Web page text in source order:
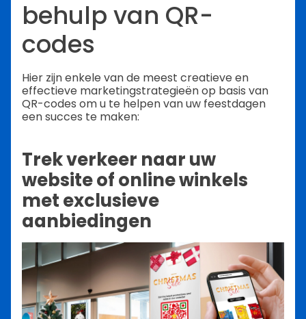
behulp van QR-
codes
Hier zijn enkele van de meest creatieve en
effectieve marketingstrategieën op basis van
QR-codes om u te helpen van uw feestdagen
een succes te maken:
Trek verkeer naar uw
website of online winkels
met exclusieve
aanbiedingen